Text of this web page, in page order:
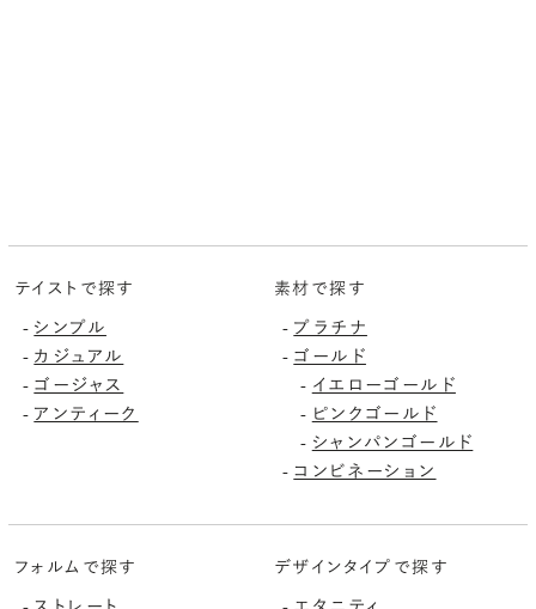
テイストで探す
- シンプル
- カジュアル
- ゴージャス
- アンティーク
素材で探す
- プラチナ
- ゴールド
- イエローゴールド
- ピンクゴールド
- シャンパンゴールド
- コンビネーション
フォルムで探す
デザインタイプで探す